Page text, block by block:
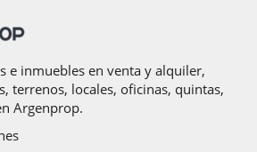
e inmuebles en venta y alquiler,
terrenos, locales, oficinas, quintas,
Argenprop.